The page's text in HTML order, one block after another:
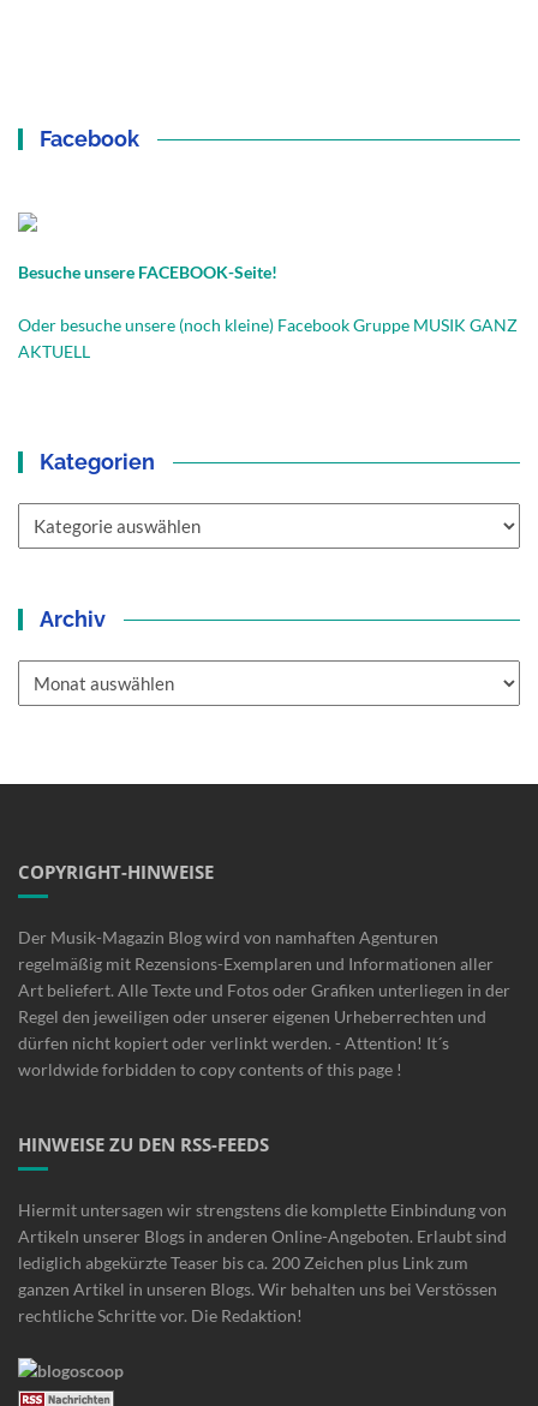
Facebook
Besuche unsere FACEBOOK-Seite!
Oder besuche unsere (noch kleine) Facebook Gruppe MUSIK GANZ
AKTUELL
Kategorien
Archiv
COPYRIGHT-HINWEISE
Der Musik-Magazin Blog wird von namhaften Agenturen
regelmäßig mit Rezensions-Exemplaren und Informationen aller
Art beliefert. Alle Texte und Fotos oder Grafiken unterliegen in der
Regel den jeweiligen oder unserer eigenen Urheberrechten und
dürfen nicht kopiert oder verlinkt werden. - Attention! It´s
worldwide forbidden to copy contents of this page !
HINWEISE ZU DEN RSS-FEEDS
Hiermit untersagen wir strengstens die komplette Einbindung von
Artikeln unserer Blogs in anderen Online-Angeboten. Erlaubt sind
lediglich abgekürzte Teaser bis ca. 200 Zeichen plus Link zum
ganzen Artikel in unseren Blogs. Wir behalten uns bei Verstössen
rechtliche Schritte vor. Die Redaktion!